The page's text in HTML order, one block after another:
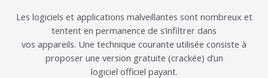
Les logiciels et applications malveillantes sont nombreux et
tentent en permanence de s’infiltrer dans
vos appareils. Une technique courante utilisée consiste à
proposer une version gratuite (crackée) d’un
logiciel officiel payant.